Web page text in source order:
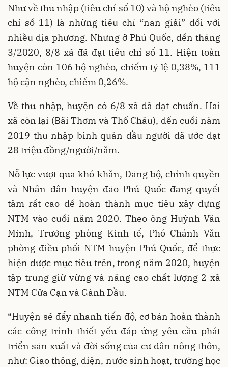
Như về thu nhập (tiêu chí số 10) và hộ nghèo (tiêu
chí số 11) là những tiêu chí “nan giải” đối với
nhiều địa phương. Nhưng ở Phú Quốc, đến tháng
3/2020, 8/8 xã đã đạt tiêu chí số 11. Hiện toàn
huyện còn 106 hộ nghèo, chiếm tỷ lệ 0,38%, 111
hộ cận nghèo, chiếm 0,26%.
Về thu nhập, huyện có 6/8 xã đã đạt chuẩn. Hai
xã còn lại (Bãi Thơm và Thổ Châu), đến cuối năm
2019 thu nhập bình quân đầu người đã ước đạt
28 triệu đồng/người/năm.
Nỗ lực vượt qua khó khăn, Đảng bộ, chính quyền
và Nhân dân huyện đảo Phú Quốc đang quyết
tâm rất cao để hoàn thành mục tiêu xây dựng
NTM vào cuối năm 2020. Theo ông Huỳnh Văn
Minh, Trưởng phòng Kinh tế, Phó Chánh Văn
phòng điều phối NTM huyện Phú Quốc, để thực
hiện được mục tiêu trên, trong năm 2020, huyện
tập trung giữ vững và nâng cao chất lượng 2 xã
NTM Cửa Cạn và Gành Dầu.
“Huyện sẽ đẩy nhanh tiến độ, cơ bản hoàn thành
các công trình thiết yếu đáp ứng yêu cầu phát
triển sản xuất và đời sống của cư dân nông thôn,
như: Giao thông, điện, nước sinh hoạt, trường học